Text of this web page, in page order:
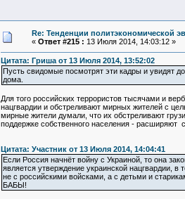
Re: Тенденции политэкономической
« Ответ #215 : 13 Июля 2014, 14:03:12 »
Цитата: Гриша от 13 Июля 2014, 13:52:02
Пусть свидомые посмотрят эти кадры и увидят
дома.
Для того российских террористов тысячами и
нацгвардии и обстреливают мирных жителей с
мирные жители думали, что их обстреливают
поддержке собственного населения - расширяют
Цитата: Участник от 13 Июля 2014, 14:04:41
Если Россия начнёт войну с Украиной, то она
является утверждение украинской нацгвардии,
не с российскими войсками, а с детьми и
БАБЫ!